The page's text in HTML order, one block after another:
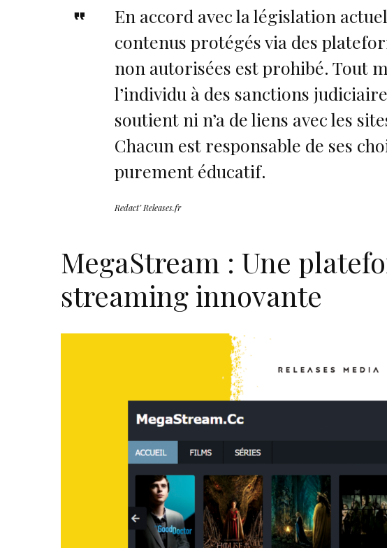
En accord avec la législation
contenus protégés via des
non autorisées est prohibé. Tout
l’individu à des sanctions
soutient ni n’a de liens avec les
Chacun est responsable de ses
purement éducatif.
Redact’ Releases.fr
MegaStream : Une
streaming innovante